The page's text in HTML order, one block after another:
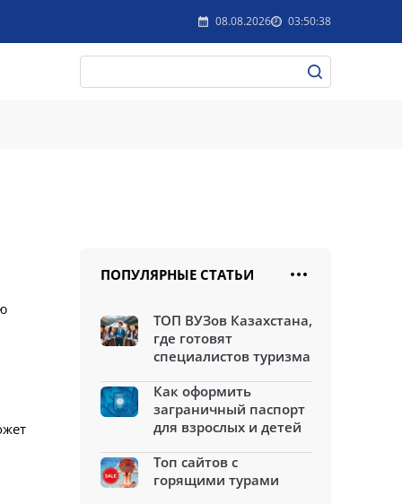
08.08.2026 03:50:38
ПОПУЛЯРНЫЕ СТАТЬИ
ТОП ВУЗов Казахстана,
где готовят
специалистов туризма
Как оформить
заграничный паспорт
для взрослых и детей
Топ сайтов с
горящими турами